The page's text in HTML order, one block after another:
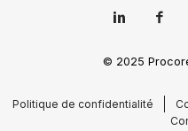
© 2025
Politique de confidentialité